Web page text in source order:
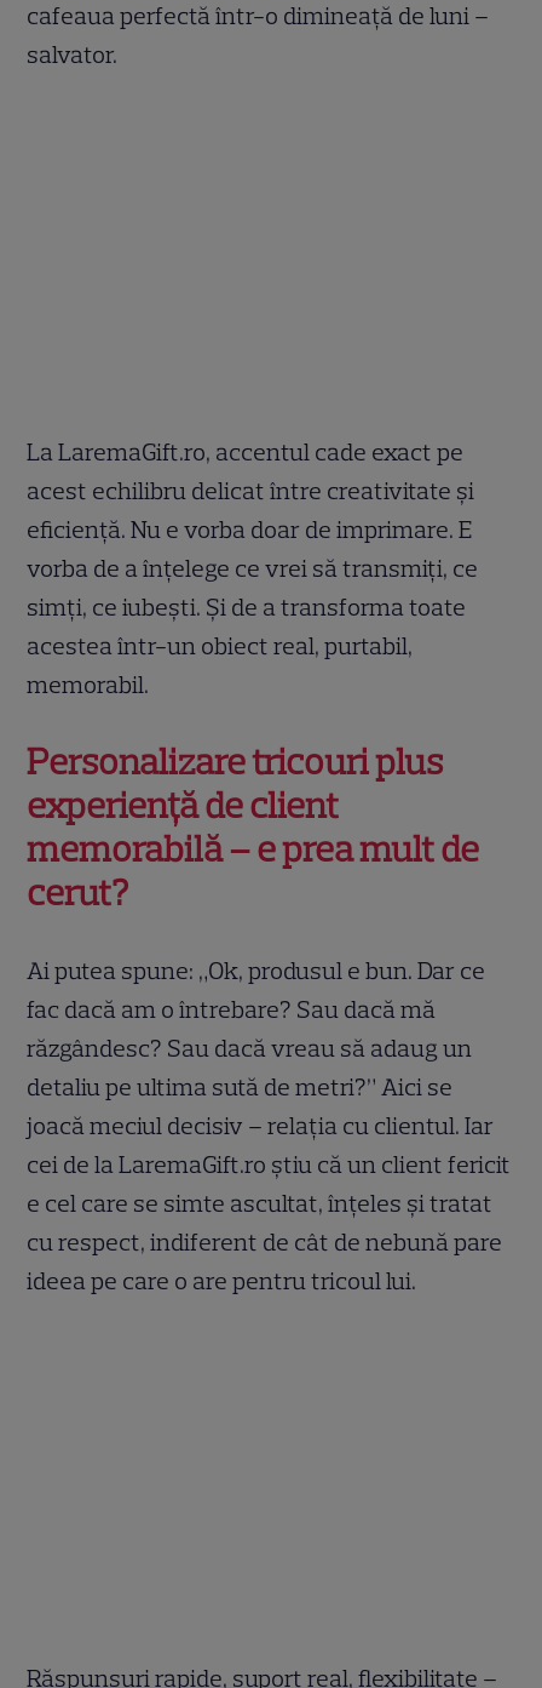
cafeaua perfectă într-o dimineață de luni –
salvator.
La LaremaGift.ro, accentul cade exact pe
acest echilibru delicat între creativitate și
eficiență. Nu e vorba doar de imprimare. E
vorba de a înțelege ce vrei să transmiți, ce
simți, ce iubești. Și de a transforma toate
acestea într-un obiect real, purtabil,
memorabil.
Personalizare tricouri plus
experiență de client
memorabilă – e prea mult de
cerut?
Ai putea spune: „Ok, produsul e bun. Dar ce
fac dacă am o întrebare? Sau dacă mă
răzgândesc? Sau dacă vreau să adaug un
detaliu pe ultima sută de metri?” Aici se
joacă meciul decisiv – relația cu clientul. Iar
cei de la LaremaGift.ro știu că un client fericit
e cel care se simte ascultat, înțeles și tratat
cu respect, indiferent de cât de nebună pare
ideea pe care o are pentru tricoul lui.
Răspunsuri rapide, suport real, flexibilitate –